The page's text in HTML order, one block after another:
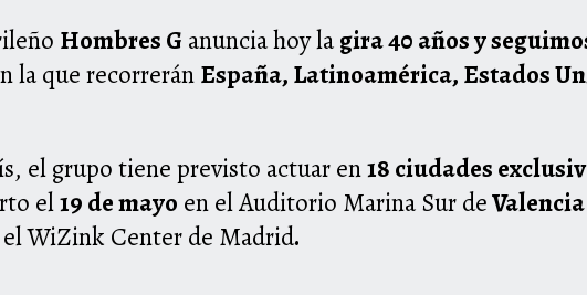
Hombres G anuncia hoy lagira 40 años y
la que recorreránEspaña, Latinoamérica, Estados
el grupo tiene previsto actuar en18 ciudades
el19 de mayo en el Auditorio Marina Sur de
WiZink Center de Madrid.